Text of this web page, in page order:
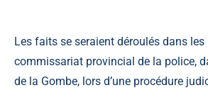
Les faits se seraient déroulés dans
commissariat provincial de la police,
de la Gombe, lors d’une procédure